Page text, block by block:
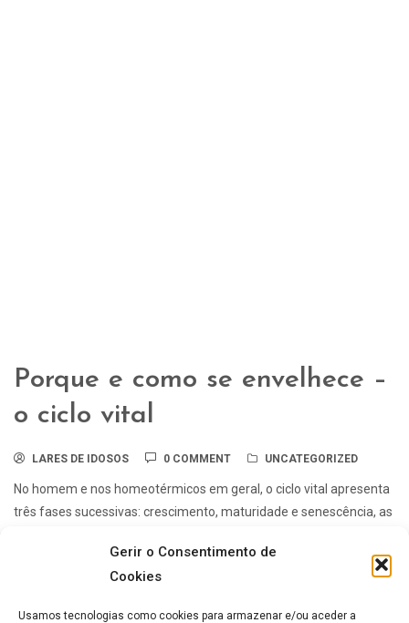
Gerir o Consentimento de
Cookies
Usamos tecnologias como cookies para armazenar e/ou aceder a
Porque e como se envelhece –
o ciclo vital
LARES DE IDOSOS 0 COMMENT UNCATEGORIZED
No homem e nos homeotérmicos em geral, o ciclo vital apresenta
três fases sucessivas: crescimento, maturidade e senescência, as
Lares de idosos mais Populares